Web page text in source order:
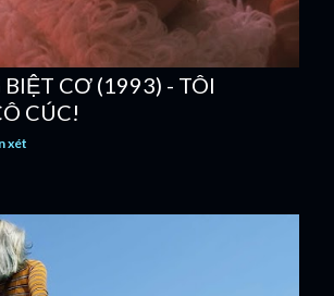
CƠ (1993) - TÔI
CÚC!
xét